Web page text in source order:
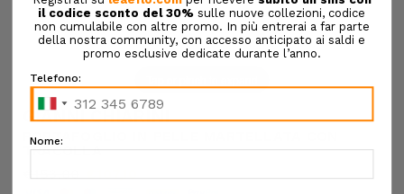
GIANNI CHIARINI
PORTAFOGLIO IN PELLE MARTELLATA CON
TRACOLLA
€153,00 €107,10